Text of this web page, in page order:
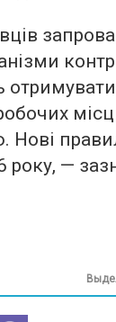
Нові
року, —